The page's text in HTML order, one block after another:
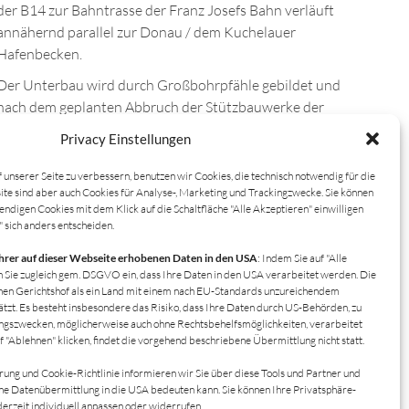
Privacy Einstellungen
Seite zu verbessern, benutzen wir Cookies, die technisch notwendig für die
sind aber auch Cookies für Analyse-, Marketing und Trackingzwecke. Sie können
Cookies mit dem Klick auf die Schaltfläche "Alle Akzeptieren" einwilligen
anders entscheiden.
auf dieser Webseite erhobenen Daten in den USA: Indem Sie auf "Alle
zugleich gem. DSGVO ein, dass Ihre Daten in den USA verarbeitet werden. Die
Gerichtshof als ein Land mit einem nach EU-Standards unzureichendem
Es besteht insbesondere das Risiko, dass Ihre Daten durch US-Behörden, zu
möglicherweise auch ohne Rechtsbehelfsmöglichkeiten, verarbeitet
"Ablehnen" klicken, findet die vorgehend beschriebene Übermittlung nicht statt.
und Cookie-Richtlinie informieren wir Sie über diese Tools und Partner und
Datenübermittlung in die USA bedeuten kann. Sie können Ihre Privatsphäre-
individuell anpassen oder widerrufen.
B14 zur Bahntrasse der Franz Josefs Bahn verläuft
parallel zur Donau / dem Kuchelauer
Unterbau wird durch Großbohrpfähle gebildet und
dem geplanten Abbruch der Stützbauwerke der
Gründungskörpern komplettiert.
auf den Querriegeln liegende Tragwerksplatte
die Grundlage für die Beschüttung und den
der Richtungsfahrbahn Kloster-
von 20m Länge ausgebildet.
wird die Platte durch einen Längsträger
der als Lasteinleitungsbalken für die
Pfahlkräfte (ZVP) wirkt sowie die schadhafte
www.hochtief.at